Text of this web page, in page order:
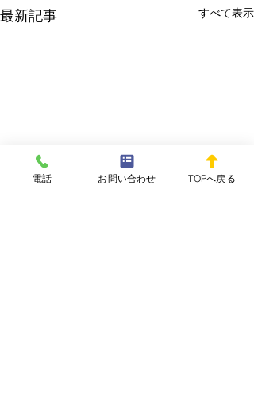
最新記事 すべて表示
電話 お問い合わせ TOPへ戻る